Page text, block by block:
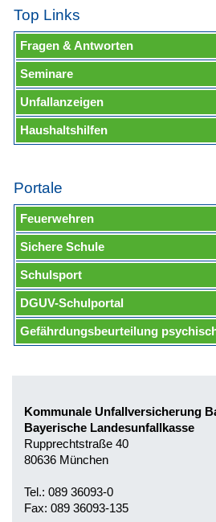
Top Links
Fragen & Antworten
Seminare
Unfallanzeigen
Haushaltshilfen
Portale
Feuerwehren
Sichere Schule
Schulsport
DGUV-Schulportal
Gefährdungsbeurteilung
Kommunale Unfallversicherung
Bayerische Landesunfallkasse
Rupprechtstraße 40
80636 München
Tel.: 089 36093-0
Fax: 089 36093-135